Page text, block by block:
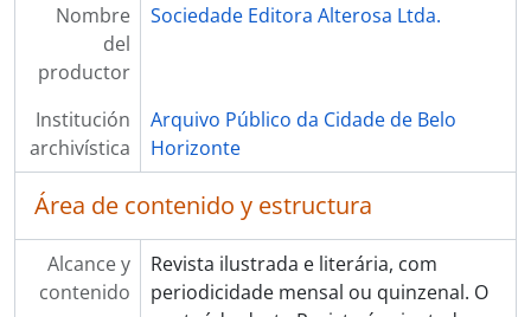
Nombre
del
productor
Sociedade Editora Alterosa Ltda.
Institución
archivística
Arquivo Público da Cidade de Belo
Horizonte
Área de contenido y estructura
Alcance y
contenido
Revista ilustrada e literária, com
periodicidade mensal ou quinzenal. O